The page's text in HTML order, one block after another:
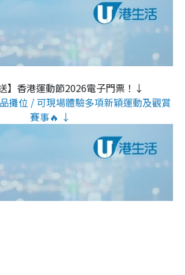
】香港運動節2026電子門票！↓
攤位 / 可現場體驗多項新穎運動及觀賞
賽事🔥 ↓